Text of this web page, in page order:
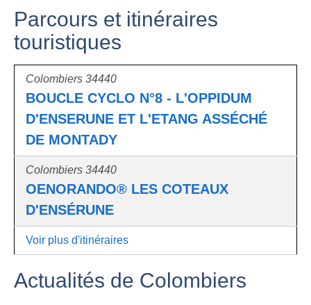
Parcours et itinéraires
touristiques
Colombiers 34440
BOUCLE CYCLO N°8 - L'OPPIDUM
D'ENSERUNE ET L'ETANG ASSÉCHÉ
DE MONTADY
Colombiers 34440
OENORANDO® LES COTEAUX
D'ENSÉRUNE
Voir plus d'itinéraires
Actualités de Colombiers